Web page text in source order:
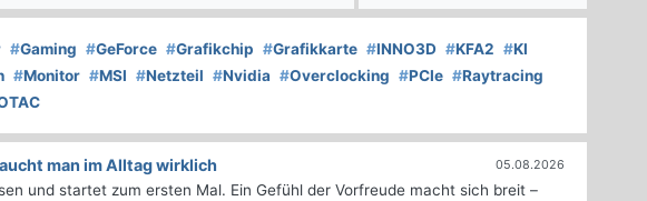
#Gaming #GeForce #Grafikchip #Grafikkarte #INNO3D #KFA2 #KI
#Monitor #MSI #Netzteil #Nvidia #Overclocking #PCIe #Raytracing
man im Alltag wirklich 05.08.2026
und startet zum ersten Mal. Ein Gefühl der Vorfreude macht sich breit –